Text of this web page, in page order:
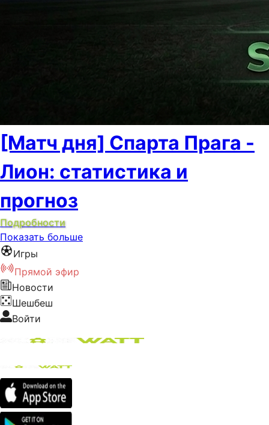
[Матч дня] Спарта Прага -
Лион: статистика и
прогноз
Подробности
Показать больше
Игры
Прямой эфир
Новости
Шешбеш
Войти